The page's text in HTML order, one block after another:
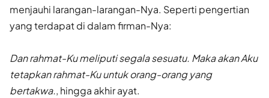
menjauhi larangan-larangan-Nya. Seperti pengertian
yang terdapat di dalam firman-Nya:
Dan rahmat-Ku meliputi segala sesuatu. Maka akan Aku
tetapkan rahmat-Ku untuk orang-orang yang
bertakwa., hingga akhir ayat.